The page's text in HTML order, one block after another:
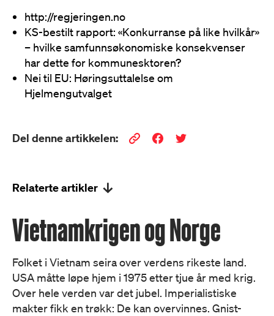
http://regjeringen.no
KS-bestilt rapport: «Konkurranse på like hvilkår»
– hvilke samfunnsøkonomiske konsekvenser
har dette for kommunesktoren?
Nei til EU: Høringsuttalelse om
Hjelmengutvalget
Del denne artikkelen:
Relaterte artikler
Vietnamkrigen og Norge
Folket i Vietnam seira over verdens rikeste land.
USA måtte løpe hjem i 1975 etter tjue år med krig.
Over hele verden var det jubel. Imperialistiske
makter fikk en trøkk: De kan overvinnes. Gnist-